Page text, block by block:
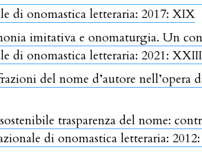
di onomastica letteraria: 2017: XIX
imitativa e onomaturgia. Un
di onomastica letteraria: 2021: XXIII
del nome d’autore nell’opera
trasparenza del nome:
di onomastica letteraria: